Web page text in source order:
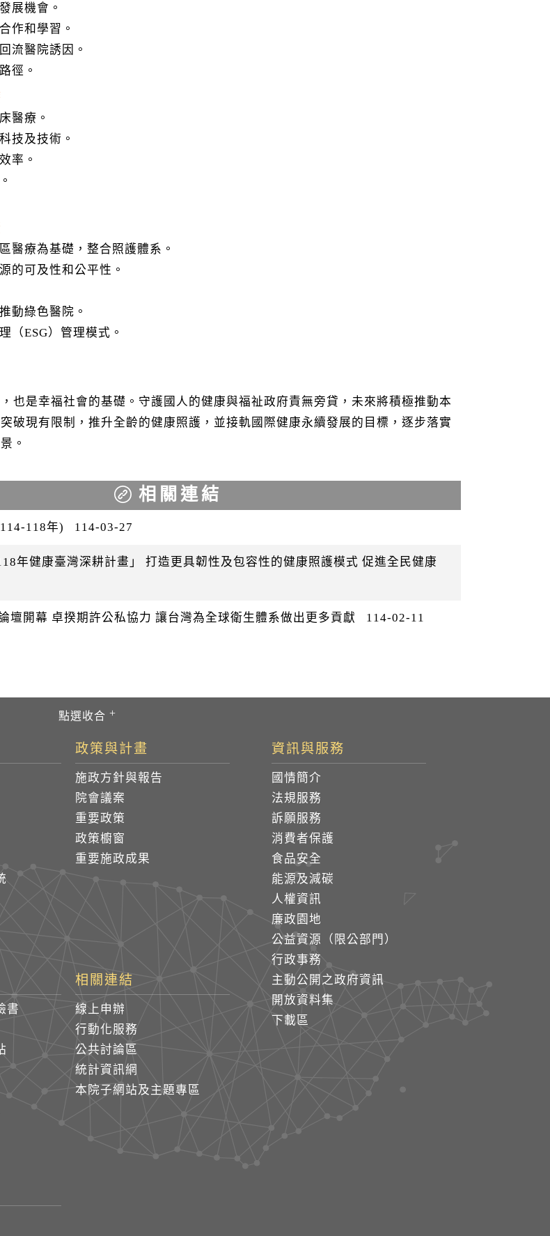
展機會。
作和學習。
流醫院誘因。
徑。
醫療。
技及技術。
率。
醫療為基礎，整合照護體系。
的可及性和公平性。
動綠色醫院。
（ESG）管理模式。
也是幸福社會的基礎。守護國人的健康與福祉政府責無旁貸，未來將積極推動本
破現有限制，推升全齡的健康照護，並接軌國際健康永續發展的目標，逐步落實
。
相關連結
118年) 114-03-27
年健康臺灣深耕計畫」 打造更具韌性及包容性的健康照護模式 促進全民健康
壇開幕 卓揆期許公私協力 讓台灣為全球衛生體系做出更多貢獻 114-02-11
政策與計畫
施政方針與報告
院會議案
重要政策
政策櫥窗
重要施政成果
資訊與服務
國情簡介
法規服務
訴願服務
消費者保護
食品安全
能源及減碳
人權資訊
廉政園地
公益資源（限公部門）
行政事務
主動公開之政府資訊
開放資料集
下載區
書
相關連結
線上申辦
行動化服務
公共討論區
統計資訊網
本院子網站及主題專區